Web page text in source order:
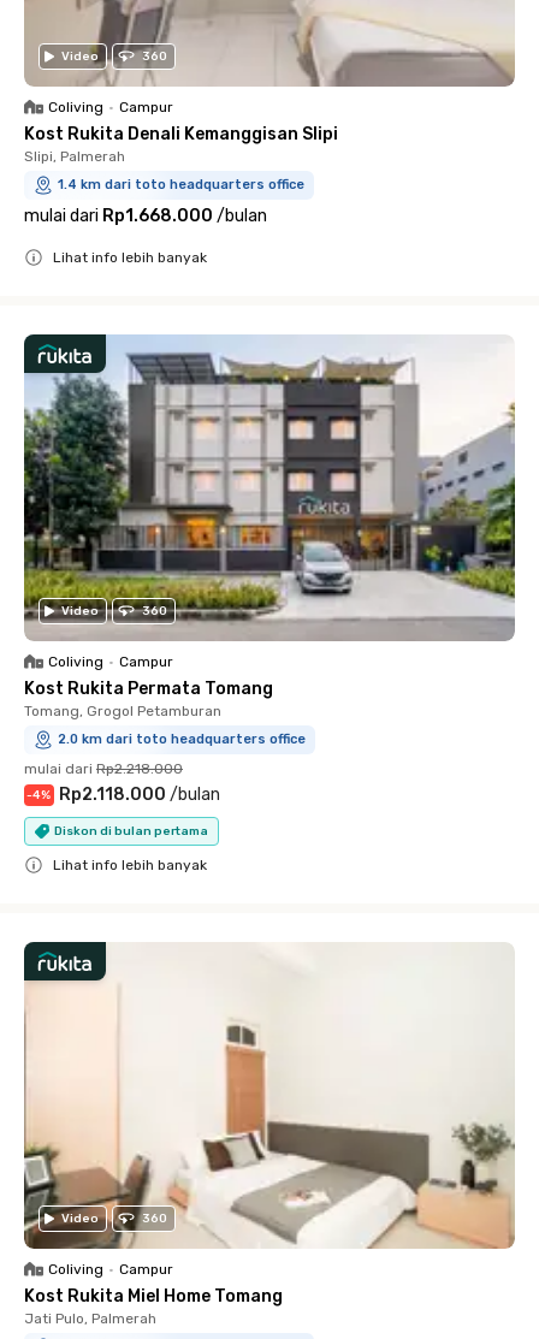
Video 360
Coliving • Campur
Kost Rukita Denali Kemanggisan Slipi
Slipi, Palmerah
1.4 km dari toto headquarters office
mulai dari Rp1.668.000 /bulan
Lihat info lebih banyak
Video 360
Coliving • Campur
Kost Rukita Permata Tomang
Tomang, Grogol Petamburan
2.0 km dari toto headquarters office
mulai dari Rp2.218.000
-4% Rp2.118.000 /bulan
Diskon di bulan pertama
Lihat info lebih banyak
Video 360
Coliving • Campur
Kost Rukita Miel Home Tomang
Jati Pulo, Palmerah